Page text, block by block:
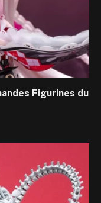
Figurines du